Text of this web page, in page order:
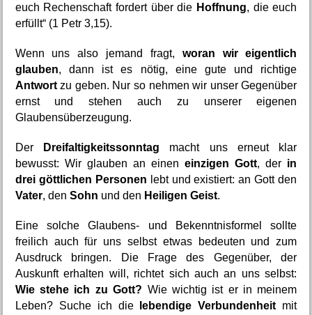
euch Rechenschaft fordert über die Hoffnung, die euch
erfüllt“ (1 Petr 3,15).
Wenn uns also jemand fragt, woran wir eigentlich
glauben
Antwort zu geben. Nur so nehmen wir unser Gegenüber
ernst und stehen auch zu unserer eigenen
Glaubensüberzeugung.
Der Dreifaltigkeitssonntag macht uns erneut klar
bewusst: Wir glauben an einen einzigen Gott, der in
drei göttlichen Personen
Vater, den Sohn und den Heiligen Geist.
Eine solche Glaubens- und Bekenntnisformel sollte
freilich auch für uns selbst etwas bedeuten und zum
Ausdruck bringen. Die Frage des Gegenüber, der
Wie stehe ich zu Gott? Wie wichtig ist er in meinem
Leben? Suche ich die
lebendige Verbundenheit mit